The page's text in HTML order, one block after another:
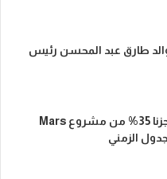
طارق عبد المحسن رئيس
م. كريم بهاء: أنجزنا 35% من مشروع Mars